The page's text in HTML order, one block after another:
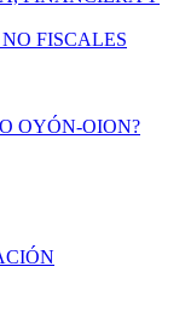
FISCALES
OYÓN-OION?